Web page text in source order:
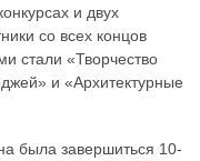
и двух
со всех концов
стали «Творчество
и «Архитектурные
была завершиться 10-